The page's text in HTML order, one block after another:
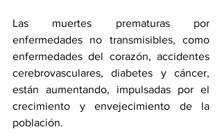
Las muertes prematuras por
enfermedades no transmisibles, como
enfermedades del corazón, accidentes
cerebrovasculares, diabetes y cáncer,
están aumentando, impulsadas por el
crecimiento y envejecimiento de la
población.